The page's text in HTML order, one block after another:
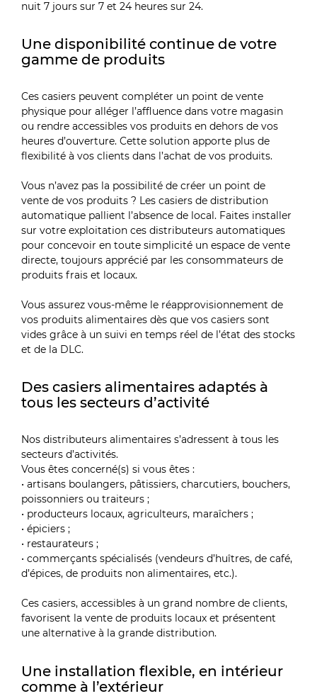
nuit 7 jours sur 7 et 24 heures sur 24.
Une disponibilité continue de votre
gamme de produits
Ces casiers peuvent compléter un point de vente
physique pour alléger l’affluence dans votre magasin
ou rendre accessibles vos produits en dehors de vos
heures d’ouverture. Cette solution apporte plus de
flexibilité à vos clients dans l’achat de vos produits.
Vous n’avez pas la possibilité de créer un point de
vente de vos produits ? Les casiers de distribution
automatique pallient l’absence de local. Faites installer
sur votre exploitation ces distributeurs automatiques
pour concevoir en toute simplicité un espace de vente
directe, toujours apprécié par les consommateurs de
produits frais et locaux.
Vous assurez vous-même le réapprovisionnement de
vos produits alimentaires dès que vos casiers sont
vides grâce à un suivi en temps réel de l’état des stocks
et de la DLC.
Des casiers alimentaires adaptés à
tous les secteurs d’activité
Nos distributeurs alimentaires s’adressent à tous les
secteurs d’activités.
Vous êtes concerné(s) si vous êtes :
• artisans boulangers, pâtissiers, charcutiers, bouchers,
poissonniers ou traiteurs ;
• producteurs locaux, agriculteurs, maraîchers ;
• épiciers ;
• restaurateurs ;
• commerçants spécialisés (vendeurs d’huîtres, de café,
d’épices, de produits non alimentaires, etc.).
Ces casiers, accessibles à un grand nombre de clients,
favorisent la vente de produits locaux et présentent
une alternative à la grande distribution.
Une installation flexible, en intérieur
comme à l’extérieur